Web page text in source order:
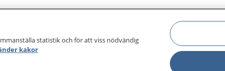
statistik och för att viss nödvändig
kakor